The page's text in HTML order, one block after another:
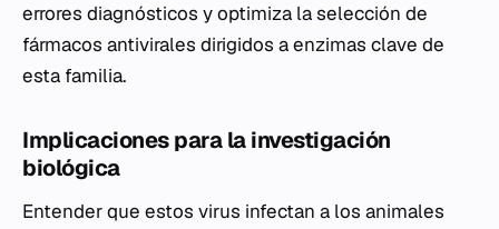
errores diagnósticos y optimiza la selección de
fármacos antivirales dirigidos a enzimas clave de
esta familia.
Implicaciones para la investigación
biológica
Entender que estos virus infectan a los animales